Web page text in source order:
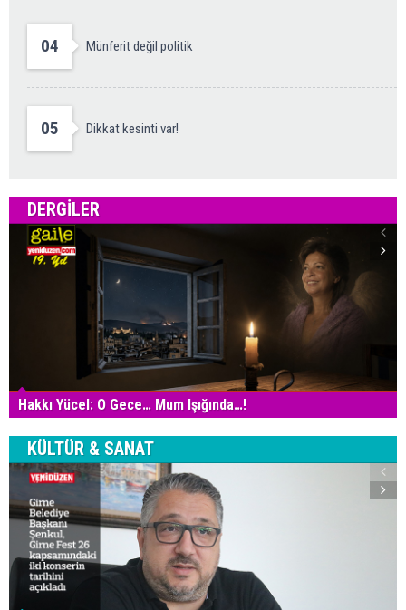
04 Münferit değil politik
05 Dikkat kesinti var!
DERGILER
Hakkı Yücel: O Gece… Mum Işığında…!
KÜLTÜR & SANAT